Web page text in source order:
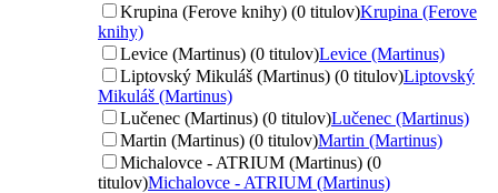
Krupina (Ferove knihy) (0 titulov)Krupina (Ferove
knihy)
Levice (Martinus) (0 titulov)Levice (Martinus)
Liptovský Mikuláš (Martinus) (0 titulov)Liptovský
Mikuláš (Martinus)
Lučenec (Martinus) (0 titulov)Lučenec (Martinus)
Martin (Martinus) (0 titulov)Martin (Martinus)
Michalovce - ATRIUM (Martinus) (0
titulov)Michalovce - ATRIUM (Martinus)